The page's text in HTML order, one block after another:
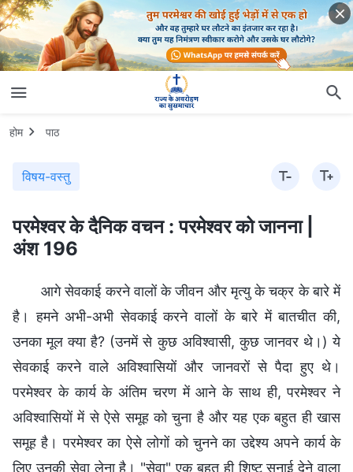
होम पाठ
विषय-वस्तु
परमेश्वर के दैनिक वचन : परमेश्वर को जानना |
अंश 196
आगे सेवकाई करने वालों के जीवन और मृत्यु के चक्र के बारे में
है। हमने अभी-अभी सेवकाई करने वालों के बारे में बातचीत की,
उनका मूल क्या है? (उनमें से कुछ अविश्वासी, कुछ जानवर थे।) ये
सेवकाई करने वाले अविश्वासियों और जानवरों से पैदा हुए थे।
परमेश्वर के कार्य के अंतिम चरण में आने के साथ ही, परमेश्वर ने
अविश्वासियों में से ऐसे समूह को चुना है और यह एक बहुत ही खास
समूह है। परमेश्वर का ऐसे लोगों को चुनने का उद्देश्य अपने कार्य के
लिए उनकी सेवा लेना है। "सेवा" एक बहुत ही शिष्ट सुनाई देने वाला